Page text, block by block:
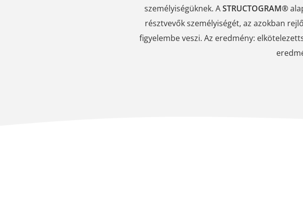
személyiségüknek. ASTRUCTOGRAM®
résztvevők személyiségét, az azokban
figyelembe veszi. Az eredmény: